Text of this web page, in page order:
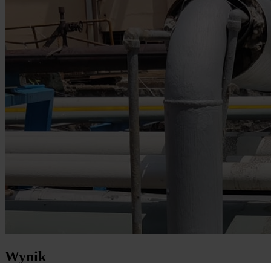
Wynik